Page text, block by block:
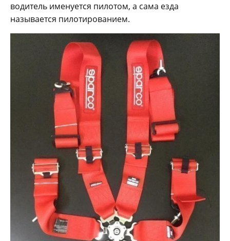
водитель именуется пилотом, а сама езда
называется пилотированием.